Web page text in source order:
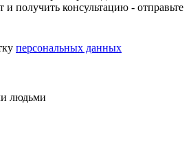
и получить консультацию - отправьте
персональных данных
людьми